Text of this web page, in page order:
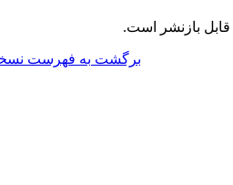
قابل بازنشر است.
برگشت به فهرست